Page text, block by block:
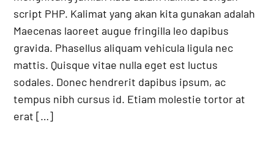
script PHP. Kalimat yang akan kita gunakan adalah
Maecenas laoreet augue fringilla leo dapibus
gravida. Phasellus aliquam vehicula ligula nec
mattis. Quisque vitae nulla eget est luctus
sodales. Donec hendrerit dapibus ipsum, ac
tempus nibh cursus id. Etiam molestie tortor at
erat […]